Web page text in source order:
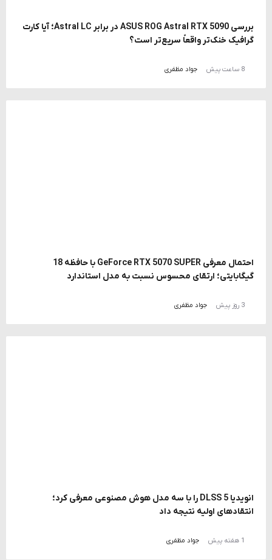
بررسی ASUS ROG Astral RTX 5090 در برابر Astral LC؛ آیا کارت
گرافیک خنک‌تر واقعاً سریع‌تر است؟
8 ساعت پیش جواد مظفری
احتمال معرفی GeForce RTX 5070 SUPER با حافظه 18
گیگابایتی؛ ارتقای محسوس نسبت به مدل استاندارد
3 روز پیش جواد مظفری
انویدیا DLSS 5 را با سه مدل هوش مصنوعی معرفی کرد؛
انتقادهای اولیه نتیجه داد
1 هفته پیش جواد مظفری